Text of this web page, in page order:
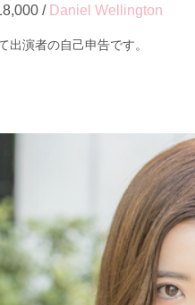
/ Daniel Wellington
演者の自己申告です。